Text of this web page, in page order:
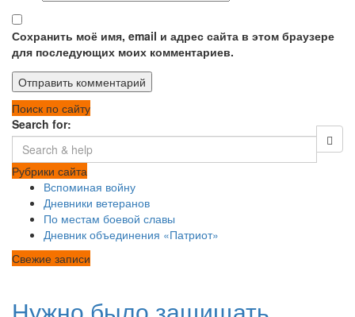
Сохранить моё имя, email и адрес сайта в этом браузере
для последующих моих комментариев.
Поиск по сайту
Search for:
Рубрики сайта
Вспоминая войну
Дневники ветеранов
По местам боевой славы
Дневник объединения «Патриот»
Свежие записи